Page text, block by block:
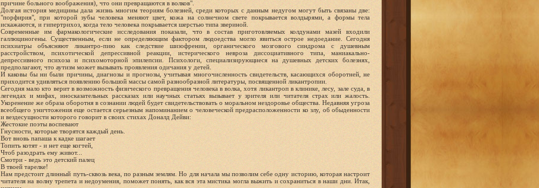
причине больного воображения), что они превращаются в волков".
Долгая история медицины дала жизнь многим теориям болезней, среди которых с данным недугом могут быть связаны две:
"порфирия", при которой зубы человека меняют цвет, кожа на солнечном свете покрывается волдырями, а формы тела
искажаются, и гипертрихоз, когда тело человека покрывается шерстью типа звериной.
Современные им фармакологические исследования показали, что в состав приготовляемых колдунами мазей входили
галлюциногены. Существенным, если не определяющим фактором людоедства могло явиться острое недоедание. Сегодня
психиатры объясняют ликантро-пию как следствие шизофрении, органического мозгового синдрома с душевным
расстройством, психотической депрессивной реакции, истерического невроза диссоциативного типа, маниакально-
депрессивного психоза и психомоторной эпилепсии. Психологи, специализирующиеся на душевных детских болезнях,
предполагают, что аутизм может вызывать проявления одичания у детей.
И каковы бы ни были причины, диагнозы и прогнозы, учитывая многочисленность свидетельств, касающихся оборотней, не
приходится удивляться появлению большой массы самой разнообразной литературы, посвященной ликантропии.
Сегодня мало кто верит в возможность физического превращения человека в волка, хотя ликантроп в клинике, лесу, зале суда, в
легендах и мифах, иносказательных рассказах или научных статьях вызывает у зрителя или читателя страх или жалость.
Укоренение же образа оборотня в сознании людей будет свидетельствовать о моральном нездоровье общества. Недавняя угроза
всеобщего уничтожения еще остается серьезным напоминанием о человеческой предрасположенности ко злу, об обыденности
и вездесущности которого говорит в своих стихах Доналд Дейви:
Жестокие поэты воспевают
Гнусности, которые творятся каждый день.
Вот вновь папаша к кадке шагает
Топить котят - и нет еще когтей,
Чтоб разодрать ему живот...
Смотри - ведь это детский палец
В твоей тарелке!
Нам предстоит длинный путь-сквозь века, по разным землям. Но для начала мы позволим себе одну историю, которая настроит
читателя на волну трепета и недоумения, поможет понять, как вся эта мистика могла выжить и сохраниться в наши дни. Итак,